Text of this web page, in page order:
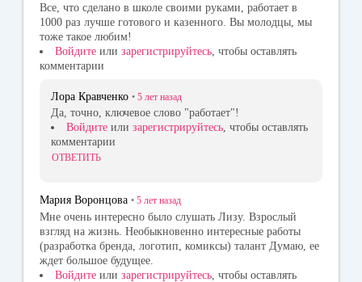
Все, что сделано в школе своими руками, работает в
1000 раз лучше готового и казенного. Вы молодцы, мы
тоже такое любим!
Войдите или зарегистрируйтесь , чтобы оставлять
комментарии
Лора Кравченко • 5 лет назад
Да, точно, ключевое слово "работает"!
Войдите или зарегистрируйтесь, чтобы оставлять
комментарии
ОТВЕТИТЬ
Мария Воронцова • 5 лет назад
Мне очень интересно было слушать Лизу. Взрослый
взгляд на жизнь. Необыкновенно интересные работы
(разработка бренда, логотип, комиксы) талант Думаю, ее
ждет большое будущее.
Войдите или зарегистрируйтесь , чтобы оставлять